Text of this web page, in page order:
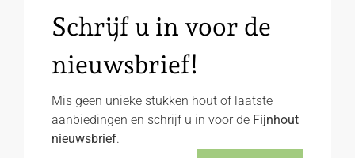
Schrijf u in voor de
nieuwsbrief!
Mis geen unieke stukken hout of laatste
aanbiedingen en schrijf u in voor de Fijnhout
nieuwsbrief.